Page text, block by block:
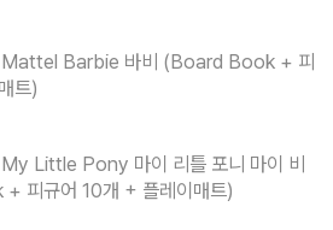
Barbie 바비 (Board Book + 피
트)
Little Pony 마이 리틀 포니 마이 비
피규어 10개 + 플레이매트)